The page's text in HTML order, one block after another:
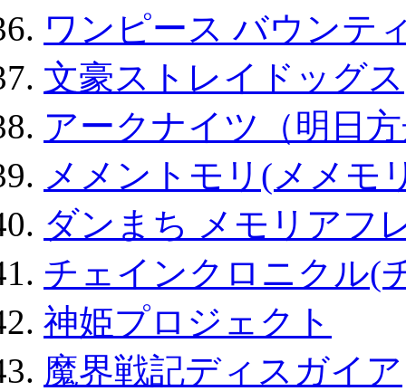
ワンピース バウンテ
文豪ストレイドッグス
アークナイツ（明日
メメントモリ(メメモ
ダンまち メモリアフ
チェインクロニクル(
神姫プロジェクト
魔界戦記ディスガイア